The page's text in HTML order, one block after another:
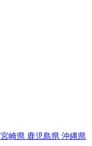
宮崎県 鹿児島県 沖縄県